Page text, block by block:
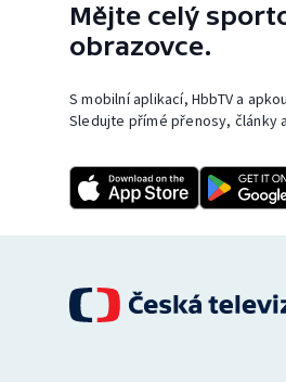
Mějte celý
obrazovce.
S mobilní aplikací, HbbTV a
Sledujte přímé přenosy, články